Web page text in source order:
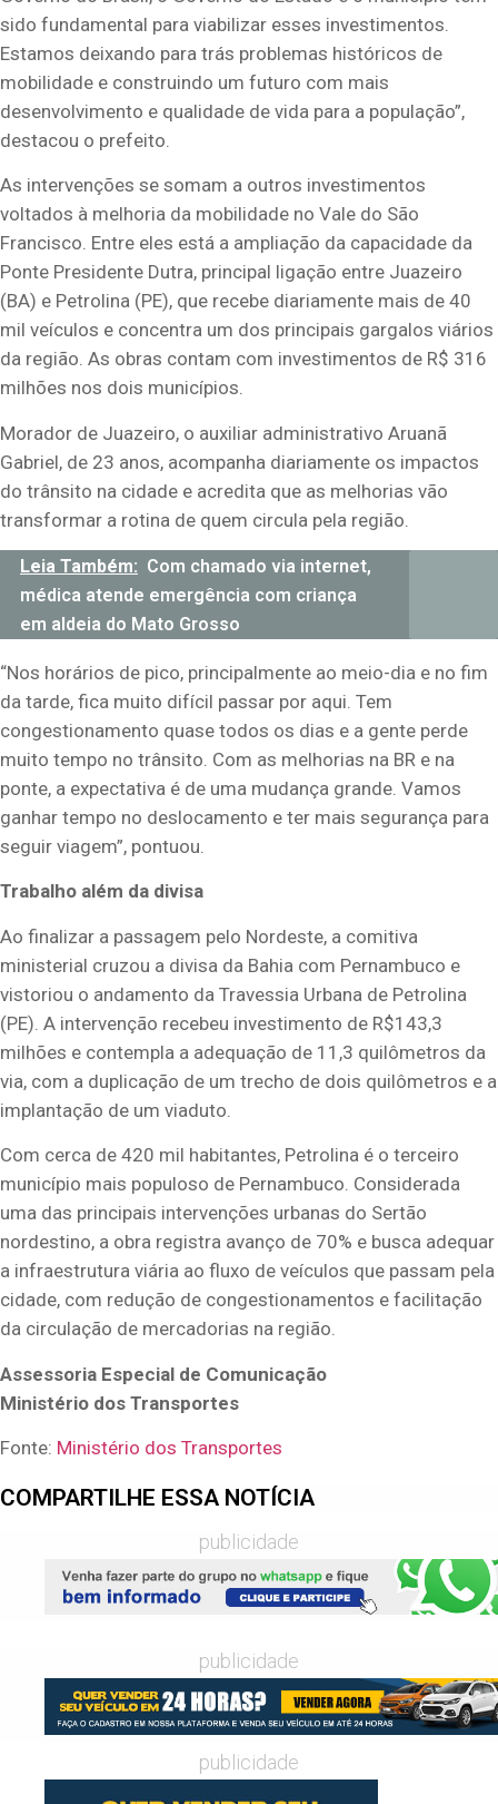
sido fundamental para viabilizar esses investimentos.
Estamos deixando para trás problemas históricos de
mobilidade e construindo um futuro com mais
desenvolvimento e qualidade de vida para a população”,
destacou o prefeito.
As intervenções se somam a outros investimentos
voltados à melhoria da mobilidade no Vale do São
Francisco. Entre eles está a ampliação da capacidade da
Ponte Presidente Dutra, principal ligação entre Juazeiro
(BA) e Petrolina (PE), que recebe diariamente mais de 40
mil veículos e concentra um dos principais gargalos viários
da região. As obras contam com investimentos de R$ 316
milhões nos dois municípios.
Morador de Juazeiro, o auxiliar administrativo Aruanã
Gabriel, de 23 anos, acompanha diariamente os impactos
do trânsito na cidade e acredita que as melhorias vão
transformar a rotina de quem circula pela região.
Leia Também: Com chamado via internet,
médica atende emergência com criança
em aldeia do Mato Grosso
“Nos horários de pico, principalmente ao meio-dia e no fim
da tarde, fica muito difícil passar por aqui. Tem
congestionamento quase todos os dias e a gente perde
muito tempo no trânsito. Com as melhorias na BR e na
ponte, a expectativa é de uma mudança grande. Vamos
ganhar tempo no deslocamento e ter mais segurança para
seguir viagem”, pontuou.
Trabalho além da divisa
Ao finalizar a passagem pelo Nordeste, a comitiva
ministerial cruzou a divisa da Bahia com Pernambuco e
vistoriou o andamento da Travessia Urbana de Petrolina
(PE). A intervenção recebeu investimento de R$143,3
milhões e contempla a adequação de 11,3 quilômetros da
via, com a duplicação de um trecho de dois quilômetros e a
implantação de um viaduto.
Com cerca de 420 mil habitantes, Petrolina é o terceiro
município mais populoso de Pernambuco. Considerada
uma das principais intervenções urbanas do Sertão
nordestino, a obra registra avanço de 70% e busca adequar
a infraestrutura viária ao fluxo de veículos que passam pela
cidade, com redução de congestionamentos e facilitação
da circulação de mercadorias na região.
Assessoria Especial de Comunicação
Ministério dos Transportes
Fonte: Ministério dos Transportes
COMPARTILHE ESSA NOTÍCIA
publicidade
publicidade
publicidade